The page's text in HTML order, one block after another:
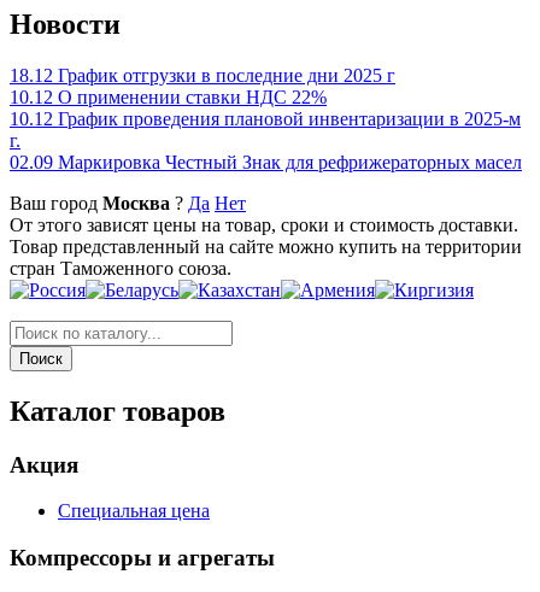
Новости
18.12 График отгрузки в последние дни 2025 г
10.12 О применении ставки НДС 22%
10.12 График проведения плановой инвентаризации в 2025-м
г.
02.09 Маркировка Честный Знак для рефрижераторных масел
Ваш город Москва ? Да Нет
От этого зависят цены на товар, сроки и стоимость доставки.
Товар представленный на сайте можно купить на территории
стран Таможенного союза.
Каталог товаров
Акция
Специальная цена
Компрессоры и агрегаты